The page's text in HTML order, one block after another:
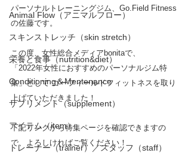
Animal Flow（アニマルフロー）
スキンストレッチ（skin stretch）
栄養と食事（nutrition&diet）
Conditioning＆Mentenance
サプリメント（supplement）
アイテム（item）
トレーナー（trainer）／スタッフ（staff）
パーソナルトレーニングジム、Go.Field Fitness
の佐藤です。
この度、女性総合メディアbonitaで、
「2022年女性におすすめのパーソナルジム特
集」として ゴーフィールドフィットネスを取り
上げていただきました！
下記リンクから特集ページを確認できますの
で、よろしければご覧ください！